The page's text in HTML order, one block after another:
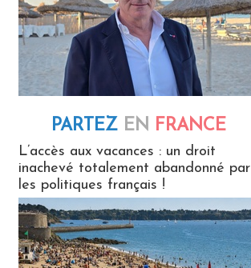
PARTEZ EN FRANCE
L’accès aux vacances : un droit
inachevé totalement abandonné par
les politiques français !